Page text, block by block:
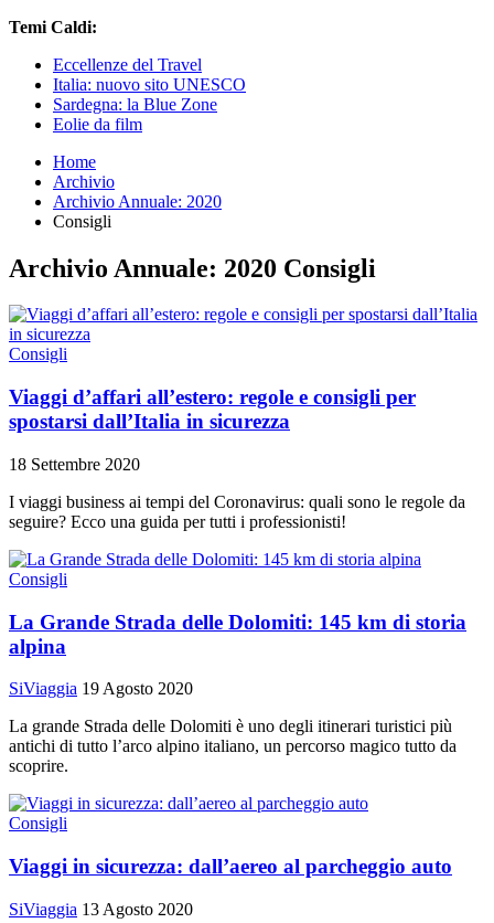
Temi Caldi:
Eccellenze del Travel
Italia: nuovo sito UNESCO
Sardegna: la Blue Zone
Eolie da film
Home
Archivio
Archivio Annuale: 2020
Consigli
Archivio Annuale: 2020 Consigli
Consigli
Viaggi d’affari all’estero: regole e consigli per
spostarsi dall’Italia in sicurezza
18 Settembre 2020
I viaggi business ai tempi del Coronavirus: quali sono le regole da
seguire? Ecco una guida per tutti i professionisti!
Consigli
La Grande Strada delle Dolomiti: 145 km di storia
alpina
SiViaggia 19 Agosto 2020
La grande Strada delle Dolomiti è uno degli itinerari turistici più
antichi di tutto l’arco alpino italiano, un percorso magico tutto da
scoprire.
Consigli
Viaggi in sicurezza: dall’aereo al parcheggio auto
SiViaggia 13 Agosto 2020